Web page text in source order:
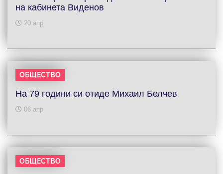
на кабинета Виденов
20 апр
ОБЩЕСТВО
На 79 години си отиде Михаил Белчев
06 апр
ОБЩЕСТВО